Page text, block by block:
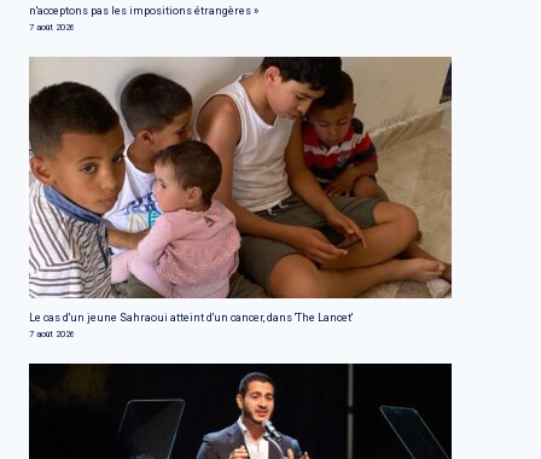
n'acceptons pas les impositions étrangères »
7 août 2026
Le cas d'un jeune Sahraoui atteint d'un cancer, dans 'The Lancet'
7 août 2026